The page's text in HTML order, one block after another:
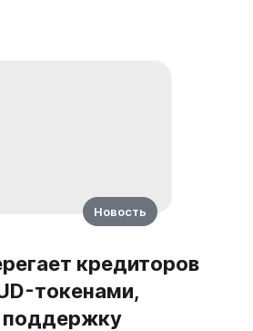
кредиторов
токенами,
поддержку
Новость